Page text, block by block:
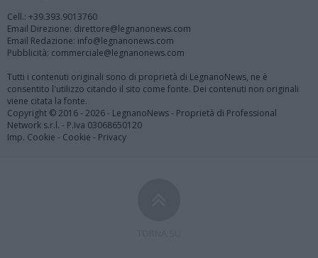
Cell.: +39.393.9013760
Email Direzione: direttore@legnanonews.com
Email Redazione: info@legnanonews.com
Pubblicità: commerciale@legnanonews.com
Tutti i contenuti originali sono di proprietà di LegnanoNews, ne è
consentito l'utilizzo citando il sito come fonte. Dei contenuti non originali
viene citata la fonte.
Copyright © 2016 - 2026 - LegnanoNews - Proprietà di Professional
Network s.r.l. - P.Iva 03068650120
Imp. Cookie - Cookie - Privacy